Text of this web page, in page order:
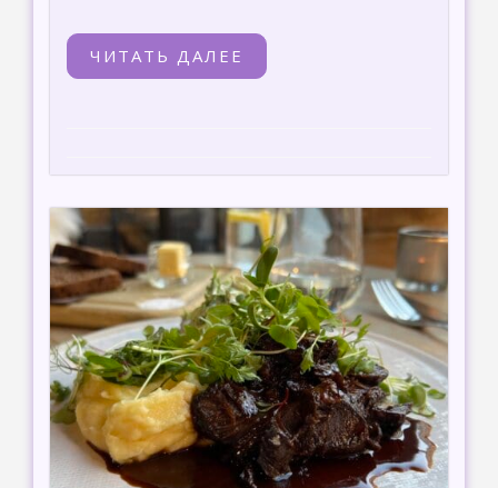
ЧИТАТЬ ДАЛЕЕ